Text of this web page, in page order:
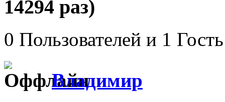
14294 раз)
0 Пользователей и 1
Влaдимир